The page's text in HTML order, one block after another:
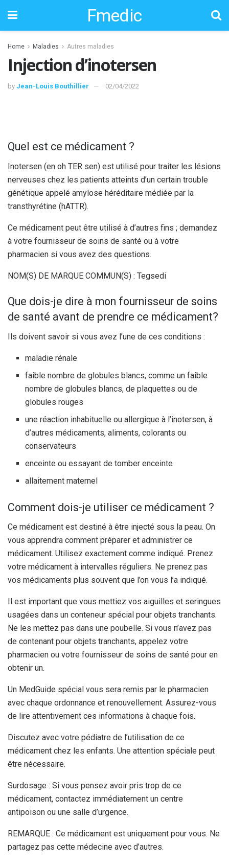
Fmedic
Home Maladies Autres maladies
Injection d’inotersen
by Jean-Louis Bouthillier 02/04/2022
Quel est ce médicament ?
Inotersen (en oh TER sen) est utilisé pour traiter les lésions
nerveuses chez les patients atteints d’un certain trouble
génétique appelé amylose héréditaire médiée par la
transthyrétine (hATTR).
Ce médicament peut être utilisé à d’autres fins ; demandez
à votre fournisseur de soins de santé ou à votre
pharmacien si vous avez des questions.
NOM(S) DE MARQUE COMMUN(S) : Tegsedi
Que dois-je dire à mon fournisseur de soins
de santé avant de prendre ce médicament?
Ils doivent savoir si vous avez l’une de ces conditions :
maladie rénale
faible nombre de globules blancs, comme un faible
nombre de globules blancs, de plaquettes ou de
globules rouges
une réaction inhabituelle ou allergique à l’inotersen, à
d’autres médicaments, aliments, colorants ou
conservateurs
enceinte ou essayant de tomber enceinte
allaitement maternel
Comment dois-je utiliser ce médicament ?
Ce médicament est destiné à être injecté sous la peau. On
vous apprendra comment préparer et administrer ce
médicament. Utilisez exactement comme indiqué. Prenez
votre médicament à intervalles réguliers. Ne prenez pas
vos médicaments plus souvent que l’on vous l’a indiqué.
Il est important que vous mettiez vos aiguilles et seringues
usagées dans un conteneur spécial pour objets tranchants.
Ne les mettez pas dans une poubelle. Si vous n’avez pas
de contenant pour objets tranchants, appelez votre
pharmacien ou votre fournisseur de soins de santé pour en
obtenir un.
Un MedGuide spécial vous sera remis par le pharmacien
avec chaque ordonnance et renouvellement. Assurez-vous
de lire attentivement ces informations à chaque fois.
Discutez avec votre pédiatre de l’utilisation de ce
médicament chez les enfants. Une attention spéciale peut
être nécessaire.
Surdosage : Si vous pensez avoir pris trop de ce
médicament, contactez immédiatement un centre
antipoison ou une salle d’urgence.
REMARQUE : Ce médicament est uniquement pour vous. Ne
partagez pas cette médecine avec d’autres.